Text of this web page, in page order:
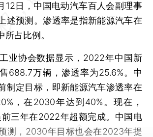
日，中国电动汽车百人会副理事
述预测。渗透率是指新能源汽车在
所占比例。
协会数据显示，2022年中国新
688.7万辆，渗透率为25.6%。中
制定目标，即新能源汽车渗透率在
，在2030年达到40%。现在，
三年在2022年超额完成。中国电
测，2030年目标也会在2023年提